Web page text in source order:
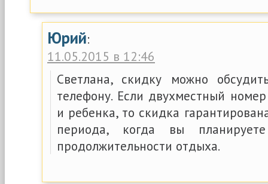
Юрий:
11.05.2015 в 12:46
Светлана, скидку можно
телефону. Если двухместный
и ребенка, то скидка
периода, когда вы
продолжительности отдыха.